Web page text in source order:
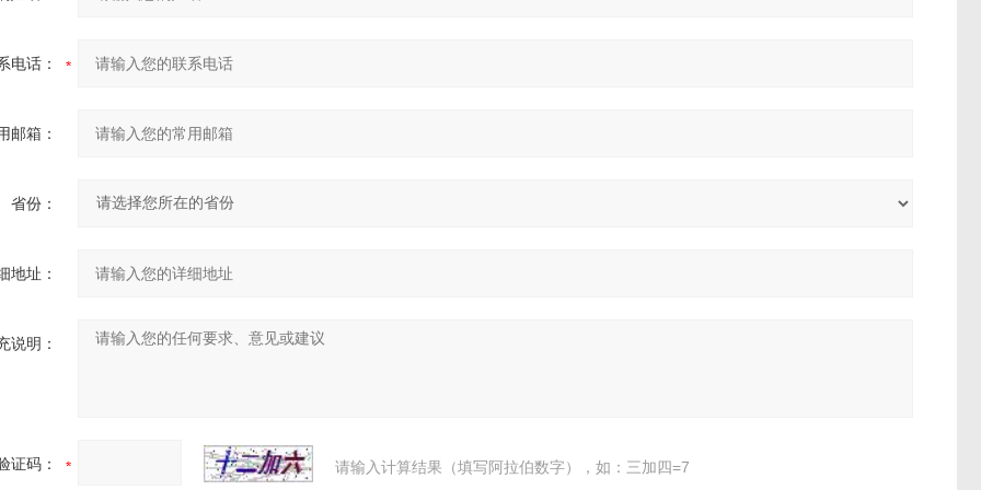
电话：
邮箱：
省份：
地址：
说明：
证码： 请输入计算结果（填写阿拉伯数字），如：三加四=7